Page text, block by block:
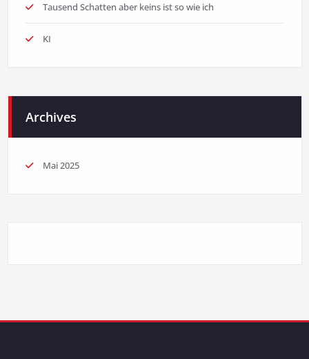
Tausend Schatten aber keins ist so wie ich
KI
Archives
Mai 2025